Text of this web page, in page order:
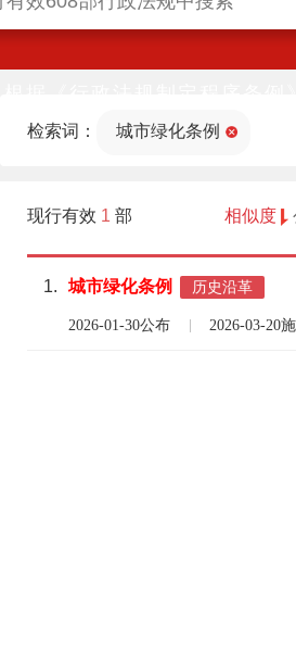
法部官网)同步
检索词： 城市绿化条例
现行有效 1 部 相似度
1. 城市绿化条例 历史沿革
2026-01-30公布 2026-03-20